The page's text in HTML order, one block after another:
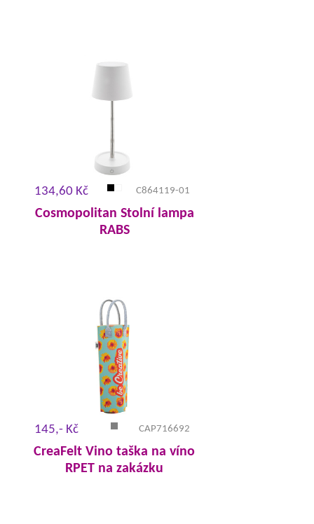
134,60 Kč C864119-01
Cosmopolitan Stolní lampa
RABS
145,- Kč CAP716692
CreaFelt Vino taška na víno
RPET na zakázku